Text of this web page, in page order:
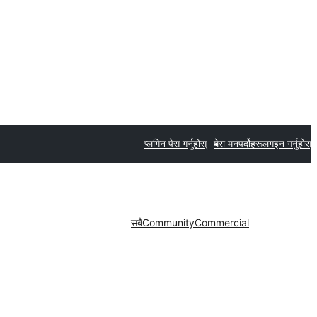
प्लगिन पेस गर्नुहोस् मेरा मनपर्दोहरूलगइन गर्नुहोस्
सबैCommunityCommercial